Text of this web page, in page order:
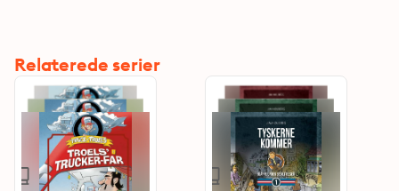
Relaterede serier